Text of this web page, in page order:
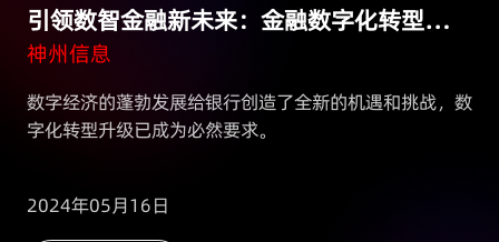
引领数智金融新未来：金融数字化转型白皮书（抢先版）
神州信息
数字经济的蓬勃发展给银行创造了全新的机遇和挑战，数
字化转型升级已成为必然要求。
2024年05月16日